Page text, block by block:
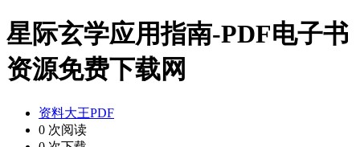
星际玄学应用指南-PDF电子书
资源免费下载网
资料大王PDF
0 次阅读